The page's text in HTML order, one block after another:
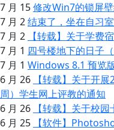
7 月 15修改Win7的锁屏
7 月 2结束了，坐在自习
7 月 2
【转载】关于学费
7 月 1 四号楼地下的日子
7 月 1 Windows 8.1 预览
6 月 26
【转载】关于开
周）学生网上评教的通知
6 月 26
【转载】关于校
6 月 25
【软件】